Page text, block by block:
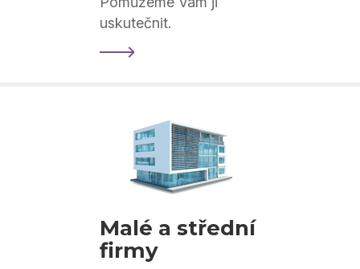
uskutečnit.
Malé a střední
firmy